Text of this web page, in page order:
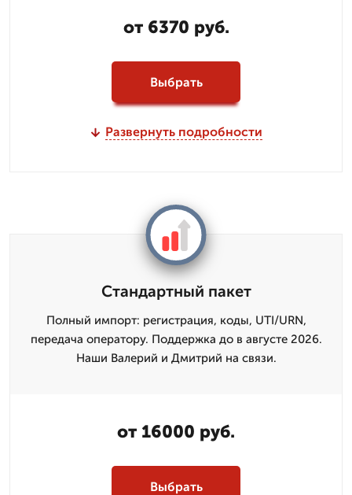
от 6370 руб.
Выбрать
Развернуть подробности
Стандартный пакет
Полный импорт: регистрация, коды, UTI/URN,
передача оператору. Поддержка до в августе 2026.
Наши Валерий и Дмитpий на связи.
от 16000 руб.
Выбрать